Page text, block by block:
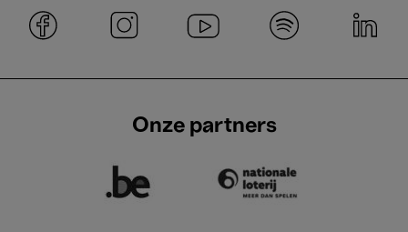
Onze partners